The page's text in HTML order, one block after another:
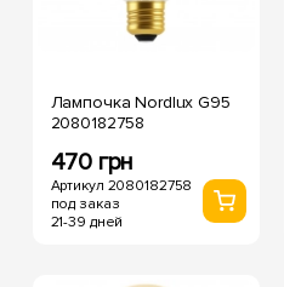
Лампочка Nordlux G95
2080182758
470 грн
Артикул 2080182758
под заказ
21-39 дней